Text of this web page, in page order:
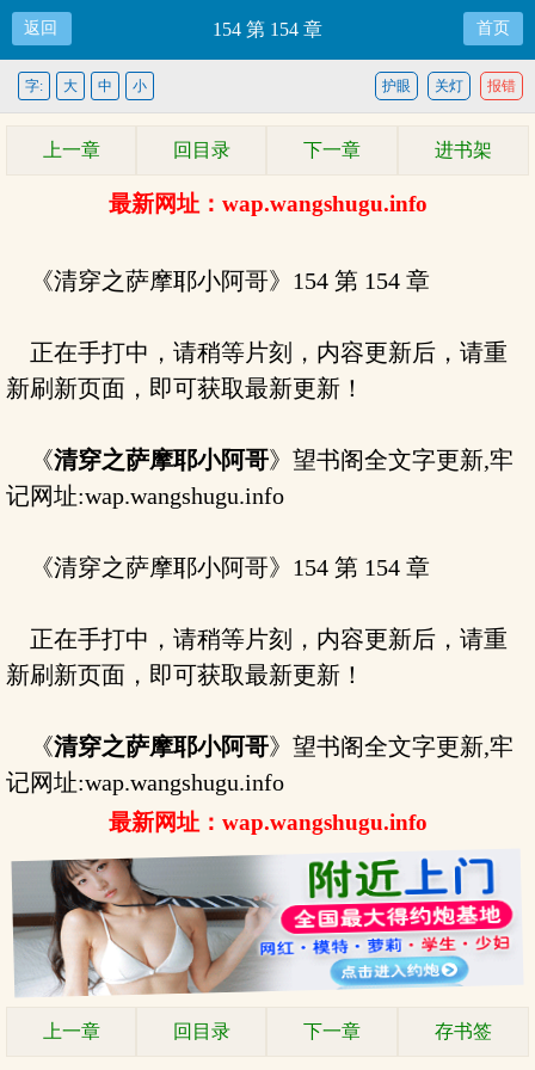
返回 154 第 154 章 首页
报错
关灯
护眼
字: 大 中 小
上一章 回目录 下一章 进书架
最新网址：wap.wangshugu.info
《清穿之萨摩耶小阿哥》154 第 154 章
正在手打中，请稍等片刻，内容更新后，请重
新刷新页面，即可获取最新更新！
《清穿之萨摩耶小阿哥》望书阁全文字更新,牢
记网址:wap.wangshugu.info
《清穿之萨摩耶小阿哥》154 第 154 章
正在手打中，请稍等片刻，内容更新后，请重
新刷新页面，即可获取最新更新！
《清穿之萨摩耶小阿哥》望书阁全文字更新,牢
记网址:wap.wangshugu.info
最新网址：wap.wangshugu.info
上一章 回目录 下一章 存书签